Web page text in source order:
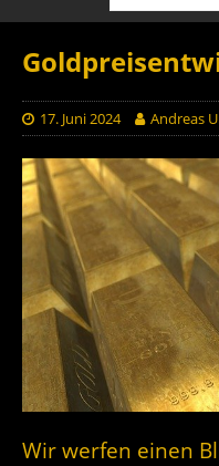
17. Juni 2024 Andreas
Wir werfen einen